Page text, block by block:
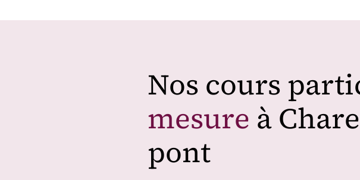
Nos cours
mesure à
pont